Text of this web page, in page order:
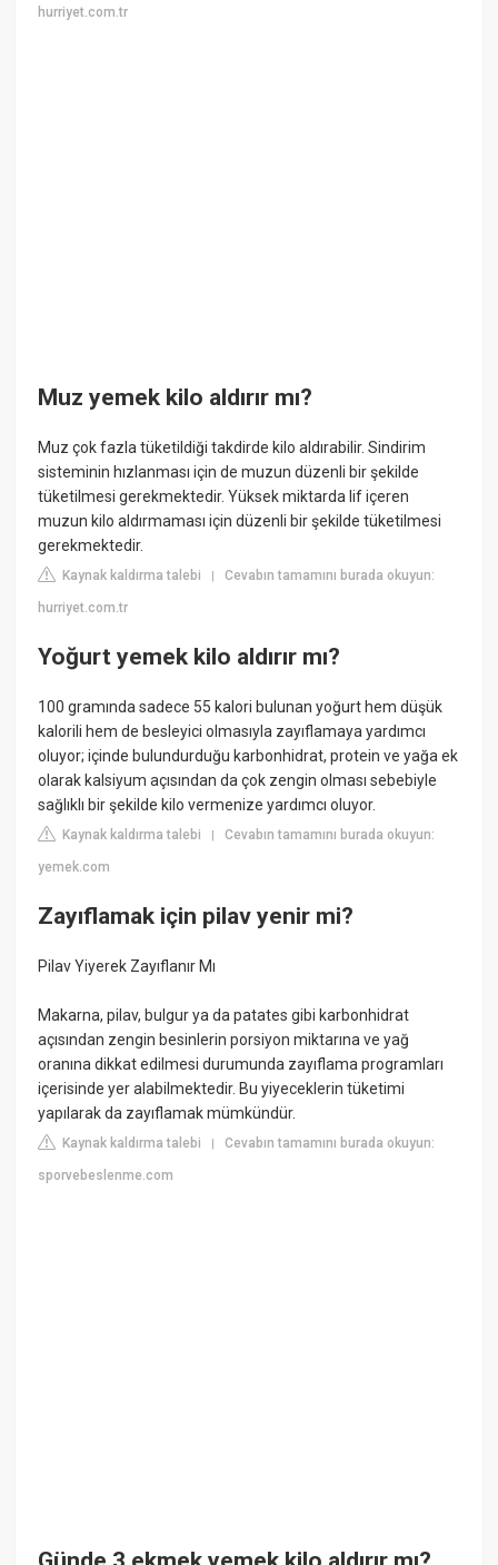
hurriyet.com.tr
Muz yemek kilo aldırır mı?
Muz çok fazla tüketildiği takdirde kilo aldırabilir. Sindirim
sisteminin hızlanması için de muzun düzenli bir şekilde
tüketilmesi gerekmektedir. Yüksek miktarda lif içeren
muzun kilo aldırmaması için düzenli bir şekilde tüketilmesi
gerekmektedir.
Kaynak kaldırma talebi |Cevabın tamamını burada okuyun:
hurriyet.com.tr
Yoğurt yemek kilo aldırır mı?
100 gramında sadece 55 kalori bulunan yoğurt hem düşük
kalorili hem de besleyici olmasıyla zayıflamaya yardımcı
oluyor; içinde bulundurduğu karbonhidrat, protein ve yağa ek
olarak kalsiyum açısından da çok zengin olması sebebiyle
sağlıklı bir şekilde kilo vermenize yardımcı oluyor.
Kaynak kaldırma talebi |Cevabın tamamını burada okuyun:
yemek.com
Zayıflamak için pilav yenir mi?
Pilav Yiyerek Zayıflanır Mı
Makarna, pilav, bulgur ya da patates gibi karbonhidrat
açısından zengin besinlerin porsiyon miktarına ve yağ
oranına dikkat edilmesi durumunda zayıflama programları
içerisinde yer alabilmektedir. Bu yiyeceklerin tüketimi
yapılarak da zayıflamak mümkündür.
Kaynak kaldırma talebi |Cevabın tamamını burada okuyun:
sporvebeslenme.com